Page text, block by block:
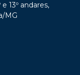
13º andares,
MG